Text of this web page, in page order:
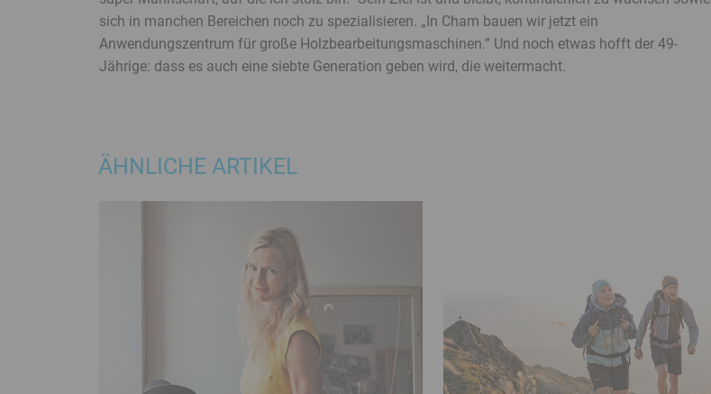
sich in manchen Bereichen noch zu spezialisieren. „In Cham bauen wir jetzt ein
Anwendungszentrum für große Holzbearbeitungsmaschinen.” Und noch etwas hofft der 49-
Jährige: dass es auch eine siebte Generation geben wird, die weitermacht.
ÄHNLICHE ARTIKEL